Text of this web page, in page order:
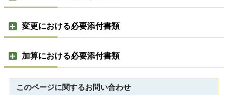
変更における必要添付書類
加算における必要添付書類
このページに関するお問い合わせ